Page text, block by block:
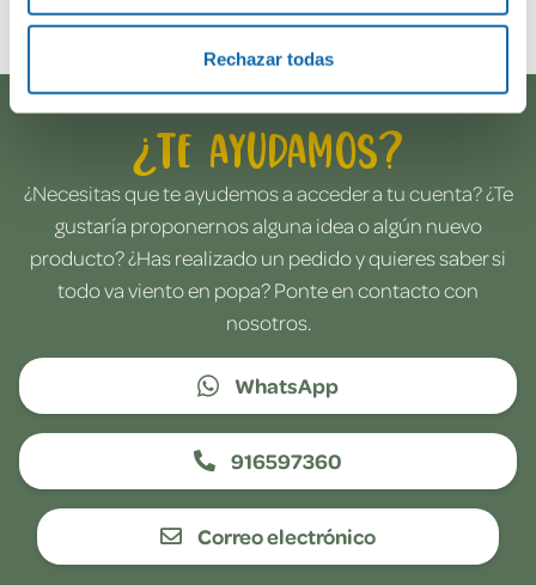
Rechazar todas
¿Te ayudamos?
¿Necesitas que te ayudemos a acceder a tu cuenta? ¿Te
gustaría proponernos alguna idea o algún nuevo
producto? ¿Has realizado un pedido y quieres saber si
todo va viento en popa? Ponte en contacto con
nosotros.
WhatsApp
916597360
Correo electrónico